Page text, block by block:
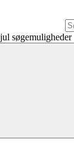
søgemuligheder